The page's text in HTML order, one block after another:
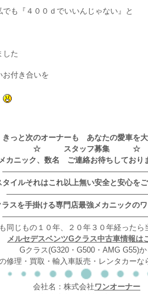
も『４００ｄでいいんじゃない』と
した
付き合いを
っと次のオーナーも あなたの愛車を
☆ スタッフ募集 ☆
カニック、数名 ご連絡お待ちしており
タイルそれはこれ以上無い安全と安心を
スを手掛ける専門店最強メカニックの
同じもの１０年、２０年３０年経ったら
メルセデスベンツGクラス中古車情報は
Gクラス(G320・G500・AMG G55)か
修理・買取・輸入車販売・レンタカーな
会社名：株式会社ワンオーナー